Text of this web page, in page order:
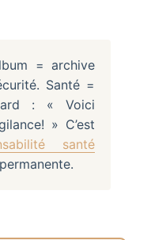
= archive
Santé =
: « Voici
» C’est
santé